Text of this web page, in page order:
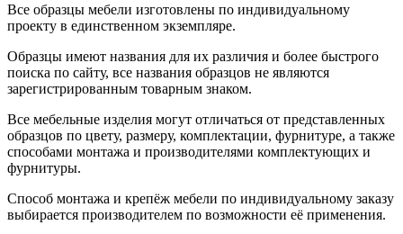
Все образцы мебели изготовлены по индивидуальному
проекту в единственном экземпляре.
Образцы имеют названия для их различия и более быстрого
поиска по сайту, все названия образцов не являются
зарегистрированным товарным знаком.
Все мебельные изделия могут отличаться от представленных
образцов по цвету, размеру, комплектации, фурнитуре, а также
способами монтажа и производителями комплектующих и
фурнитуры.
Способ монтажа и крепёж мебели по индивидуальному заказу
выбирается производителем по возможности её применения.